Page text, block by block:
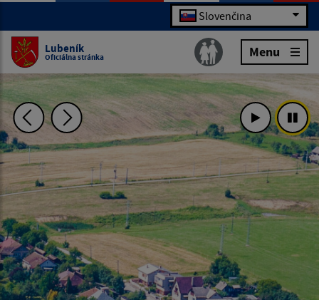
Slovenčina
Lubeník
Oficiálna stránka Menu